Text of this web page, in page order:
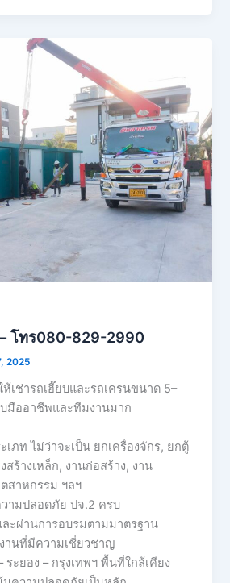
– โทร080-829-2990
2025
เช่ารถเฮี๊ยบและรถเครนขนาด 5–
มืออาชีพและทีมงานมาก
เภท ไม่ว่าจะเป็น ยกเครื่องจักร, ยกตู้
สร้างเหล็ก, งานก่อสร้าง, งาน
สาหกรรม ฯลฯ
ามปลอดภัย ปจ.2 ครบ
ะผ่านการอบรมตามมาตรฐาน
านที่มีความเชี่ยวชาญ
ะยอง – กรุงเทพฯ พื้นที่ใกล้เคียง